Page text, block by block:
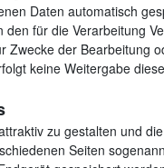
Daten automatisch
für die Verarbeitung
Zwecke der Bearbeitung
keine Weitergabe
zu gestalten und
Seiten